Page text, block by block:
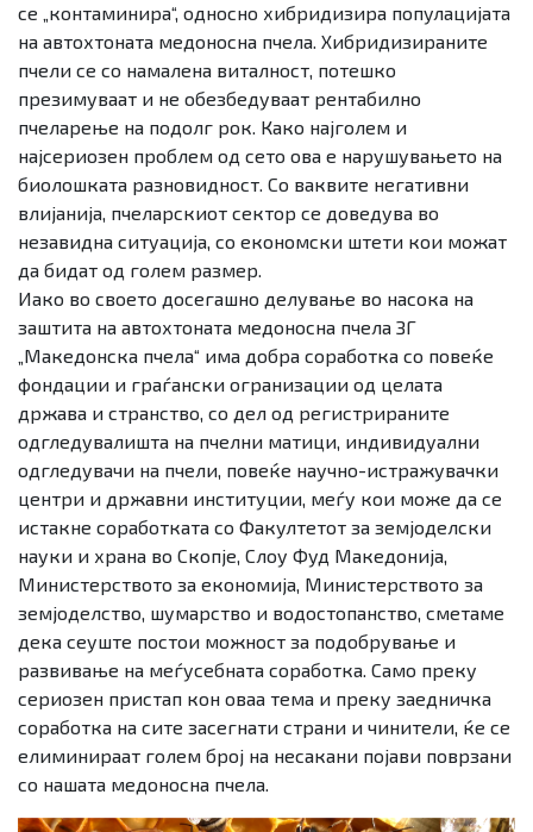
се „контаминира“, односно хибридизира популацијата
на автохтоната медоносна пчела. Хибридизираните
пчели се со намалена виталност, потешко
презимуваат и не обезбедуваат рентабилно
пчеларење на подолг рок. Како најголем и
најсериозен проблем од сето ова е нарушувањето на
биолошката разновидност. Со ваквите негативни
влијанија, пчеларскиот сектор се доведува во
незавидна ситуација, со економски штети кои можат
да бидат од голем размер.
Иако во своето досегашно делување во насока на
заштита на автохтоната медоносна пчела ЗГ
„Македонска пчела“ има добра соработка со повеќе
фондации и граѓански огранизации од целата
држава и странство, со дел од регистрираните
одгледувалишта на пчелни матици, индивидуални
одгледувачи на пчели, повеќе научно-истражувачки
центри и државни институции, меѓу кои може да се
истакне соработката со Факултетот за земјоделски
науки и храна во Скопје, Слоу Фуд Македонија,
Министерството за економија, Министерството за
земјоделство, шумарство и водостопанство, сметаме
дека сеуште постои можност за подобрување и
развивање на меѓусебната соработка. Само преку
сериозен пристап кон оваа тема и преку заедничка
соработка на сите засегнати страни и чинители, ќе се
елиминираат голем број на несакани појави поврзани
со нашата медоносна пчела.